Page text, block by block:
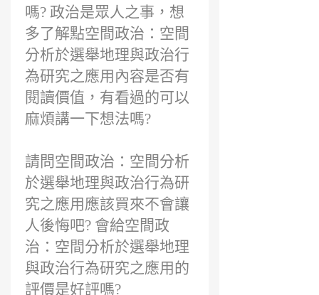
嗎? 政治是眾人之事，想
多了解點空間政治：空間
分析於選舉地理與政治行
為研究之應用內容是否有
閱讀價值，有看過的可以
麻煩講一下想法嗎?
請問空間政治：空間分析
於選舉地理與政治行為研
究之應用應該買來不會讓
人後悔吧? 會給空間政
治：空間分析於選舉地理
與政治行為研究之應用的
評價是好評嗎?